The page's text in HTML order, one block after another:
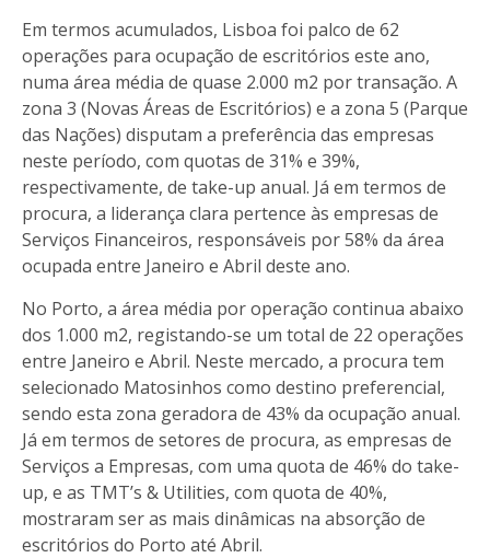
Em termos acumulados, Lisboa foi palco de 62
operações para ocupação de escritórios este ano,
numa área média de quase 2.000 m2 por transação. A
zona 3 (Novas Áreas de Escritórios) e a zona 5 (Parque
das Nações) disputam a preferência das empresas
neste período, com quotas de 31% e 39%,
respectivamente, de take-up anual. Já em termos de
procura, a liderança clara pertence às empresas de
Serviços Financeiros, responsáveis por 58% da área
ocupada entre Janeiro e Abril deste ano.
No Porto, a área média por operação continua abaixo
dos 1.000 m2, registando-se um total de 22 operações
entre Janeiro e Abril. Neste mercado, a procura tem
selecionado Matosinhos como destino preferencial,
sendo esta zona geradora de 43% da ocupação anual.
Já em termos de setores de procura, as empresas de
Serviços a Empresas, com uma quota de 46% do take-
up, e as TMT’s & Utilities, com quota de 40%,
mostraram ser as mais dinâmicas na absorção de
escritórios do Porto até Abril.